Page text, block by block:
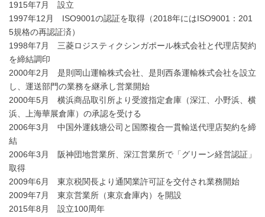
1915年7月 設立
1997年12月 ISO9001の認証を取得（2018年にはISO9001：201
5規格の再認証済）
1998年7月 三菱ロジスティクシンガポール株式会社と代理店契約
を締結調印
2000年2月 是則岡山運輸株式会社、是則西条運輸株式会社を設立
し、運送部門の業務を継承し営業開始
2000年5月 横浜商品取引所より受渡指定倉庫（深江、小野浜、横
浜、上海華展倉庫）の承認を受ける
2006年3月 中国外運銭塘公司と国際複合一貫輸送代理店契約を締
結
2006年3月 阪神団地営業所、深江営業所で「グリーン経営認証」
取得
2009年6月 東京税関長より通関業許可証を交付され業務開始
2009年7月 東京営業所（東京倉庫内）を開設
2015年8月 設立100周年